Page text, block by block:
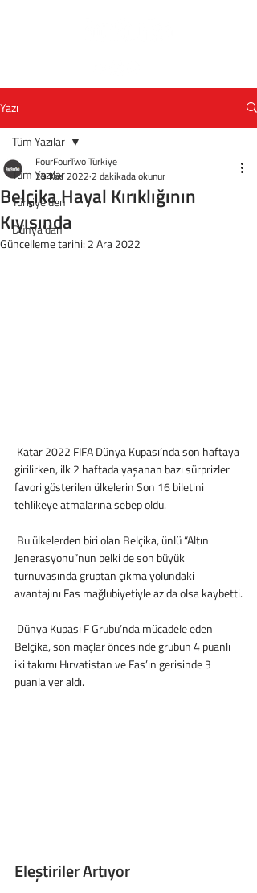
Yazı
Tüm Yazılar
Türkiye'den
Dünya'dan
Tüm Yazılar
Belçika Hayal Kırıklığının
Kıyısında
FourFourTwo Türkiye
29 Kas 2022 2 dakikada okunur
Güncelleme tarihi: 2 Ara 2022
girilirken, ilk 2 haftada yaşanan bazı sürprizler
favori gösterilen ülkelerin Son 16 biletini
tehlikeye atmalarına sebep oldu.
Jenerasyonu”nun belki de son büyük
turnuvasında gruptan çıkma yolundaki
avantajını Fas mağlubiyetiyle az da olsa kaybetti.
Belçika, son maçlar öncesinde grubun 4 puanlı
iki takımı Hırvatistan ve Fas’ın gerisinde 3
puanla yer aldı.
Eleştiriler Artıyor